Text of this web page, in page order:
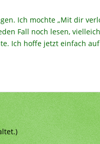
Ich mochte „Mit dir
Fall noch lesen,
Ich hoffe jetzt einfach